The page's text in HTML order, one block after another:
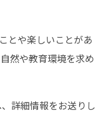
とや楽しいことがあ
然や教育環境を求め
詳細情報をお送りし